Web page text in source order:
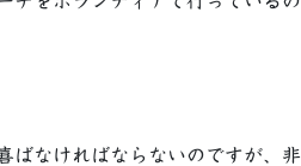
ばなければならないのですが、